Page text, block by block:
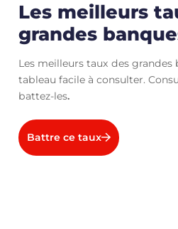
Les meilleurs
grandes
Les meilleurs taux des grandes
tableau facile à consulter.
battez-les.
Battre ce taux